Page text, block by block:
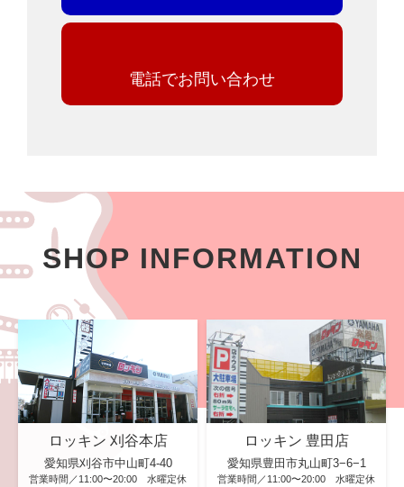
電話でお問い合わせ
SHOP INFORMATION
ロッキン 刈谷本店
愛知県刈谷市中山町4-40
営業時間／11:00〜20:00 水曜定休
ロッキン 豊田店
愛知県豊田市丸山町3−6−1
営業時間／11:00〜20:00 水曜定休